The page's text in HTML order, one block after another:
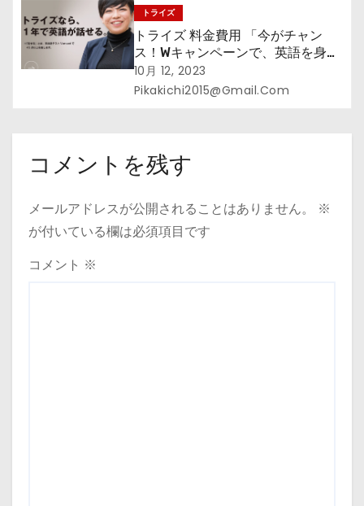
トライズ
トライズ 料金費用 「今がチャン
ス！Wキャンペーンで、英語を身に
つける第一歩をお得に！」
10月 12, 2023
Pikakichi2015@gmail.com
コメントを残す
メールアドレスが公開されることはありません。
※
が付いている欄は必須項目です
コメント ※